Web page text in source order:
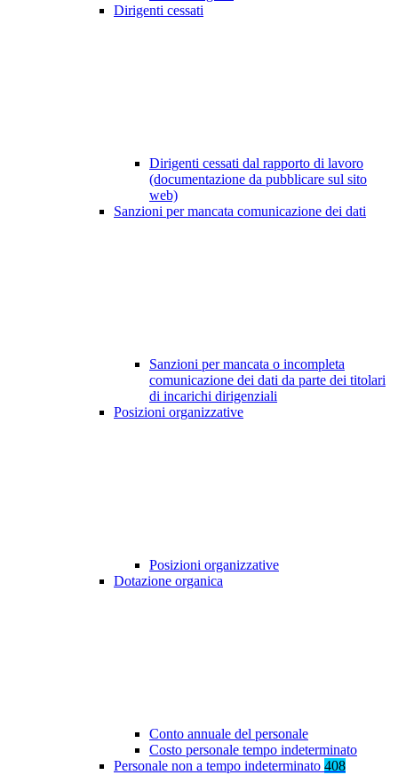
Dirigenti cessati
Dirigenti cessati dal rapporto di lavoro
(documentazione da pubblicare sul sito
web)
Sanzioni per mancata comunicazione dei dati
Sanzioni per mancata o incompleta
comunicazione dei dati da parte dei titolari
di incarichi dirigenziali
Posizioni organizzative
Posizioni organizzative
Dotazione organica
Conto annuale del personale
Costo personale tempo indeterminato
Personale non a tempo indeterminato 408